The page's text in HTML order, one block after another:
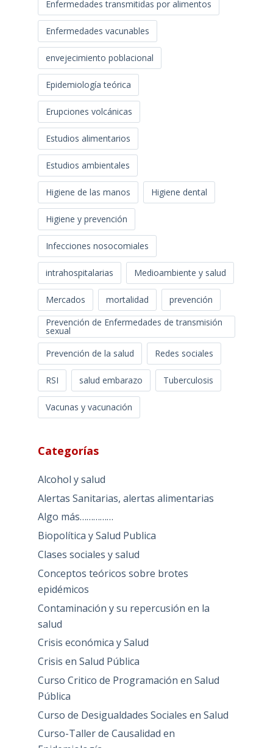
Enfermedades transmitidas por alimentos
Enfermedades vacunables
envejecimiento poblacional
Epidemiología teórica
Erupciones volcánicas
Estudios alimentarios
Estudios ambientales
Higiene de las manos Higiene dental
Higiene y prevención
Infecciones nosocomiales
intrahospitalarias Medioambiente y salud
Mercados mortalidad
prevención
Prevención de Enfermedades de transmisión
sexual
Prevención de la salud
Redes sociales
RSI salud embarazo Tuberculosis
Vacunas y vacunación
Categorías
Alcohol y salud
Alertas Sanitarias, alertas alimentarias
Algo más……………
Biopolítica y Salud Publica
Clases sociales y salud
Conceptos teóricos sobre brotes
epidémicos
Contaminación y su repercusión en la
salud
Crisis económica y Salud
Crisis en Salud Pública
Curso Critico de Programación en Salud
Pública
Curso de Desigualdades Sociales en Salud
Curso-Taller de Causalidad en